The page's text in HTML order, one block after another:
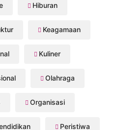
Hiburan
Keagamaan
Kuliner
Olahraga
Organisasi
Peristiwa